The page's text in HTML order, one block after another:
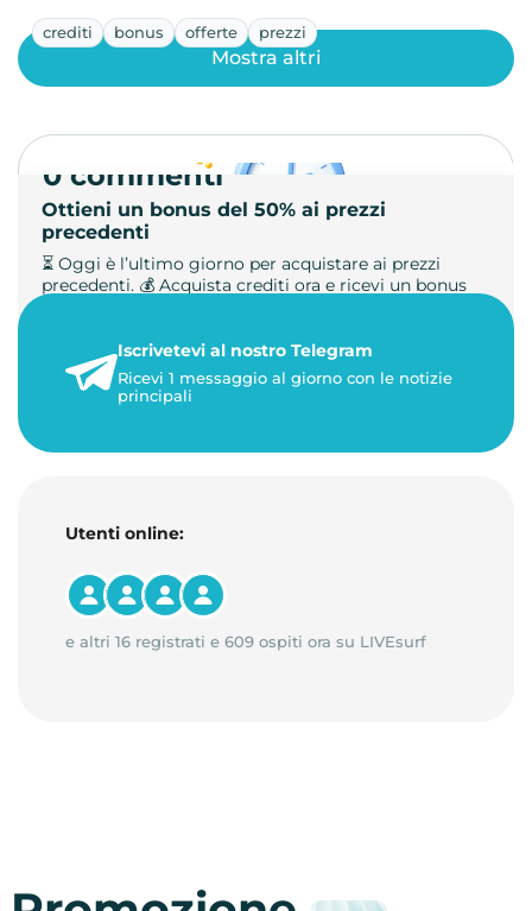
crediti bonus offerte prezzi
Ottieni un bonus del 50% ai prezzi
precedenti
⏳ Oggi è l’ultimo giorno per acquistare ai prezzi
precedenti. 💰 Acquista crediti ora e ricevi un bonus
23 maggio 2026
1 minuto di lettura
Mostra altri
0 commenti
Iscrivetevi al nostro Telegram
Ricevi 1 messaggio al giorno con le notizie
principali
Utenti online:
e altri 16 registrati e 609 ospiti ora su LIVEsurf